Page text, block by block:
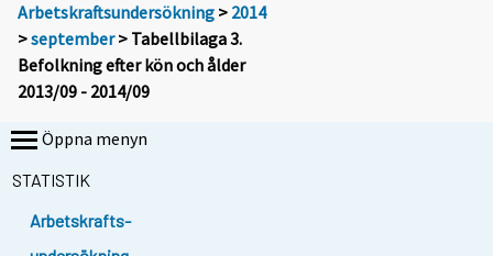
Arbetskraftsundersökning > 2014
>september> Tabellbilaga 3.
Befolkning efter kön och ålder
2013/09 - 2014/09
Öppna menyn
STATISTIK
Arbetskrafts-